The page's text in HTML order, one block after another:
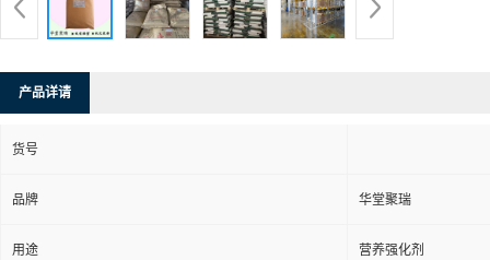
产品详请
货号
品牌 华堂聚瑞
用途 营养强化剂